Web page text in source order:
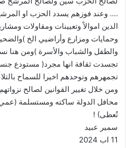
…. وعند فوزهم يسدد الحزب او المرشح
الدين اموالاً وتعيينات ومقاولات
وحمايات ومزارع وأراضيي الخ
والطفل والشباب والأسرة )ومن هنا
تجسدت ثقافة انها مجرد( مستودع
تجمهرهم وتوحدهم اخيرا للسماح
ومن خلال تغيير القوانين لصالح
محافل الدولة ساكته ومستسلمة (عمي
تُعطى) !
سمير عبيد
11 اب 2024